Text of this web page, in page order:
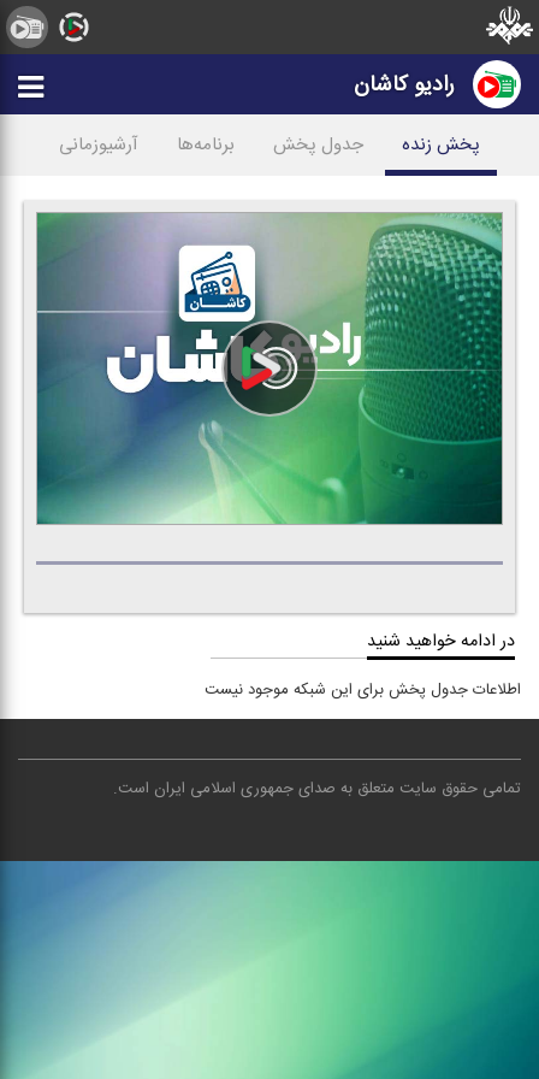
رادیو کاشان
پخش زنده جدول پخش برنامه‌ها آرشیوزمانی
در ادامه خواهید شنید
اطلاعات جدول پخش برای این شبکه موجود نیست
تمامی حقوق سایت متعلق به صدای جمهوری اسلامی ایران است.